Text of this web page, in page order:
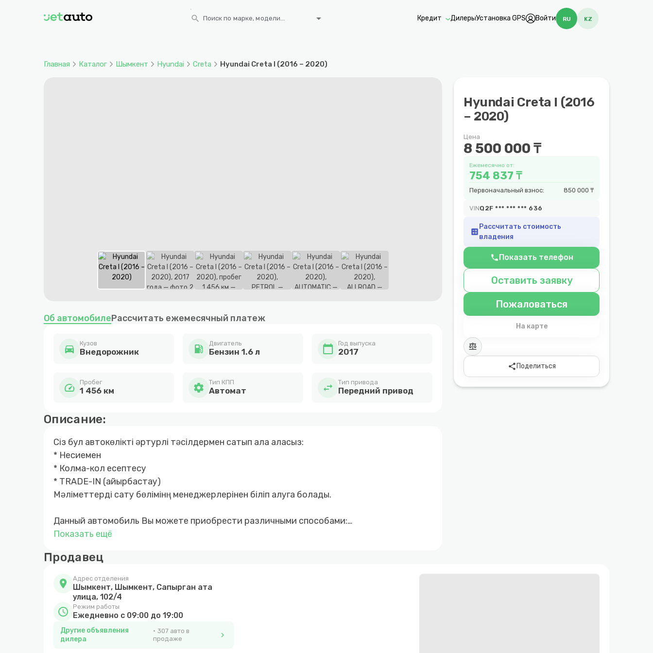
search Поиск по марке, модели... arrow_drop_down Кредит ДилерыУстановка GPS Войти RU KZ
Главная Каталог Шымкент Hyundai Creta Hyundai Creta I (2016 – 2020)
1
of
Hyundai Creta I (2016
– 2020)
Цена
8 500 000 ₸
Ежемесячно от:
754 837 ₸
Первоначальный взнос: 850 000 ₸
VINQ2F *** *** *** 636
calculate
Рассчитать стоимость
владения
phone Показать телефон
Оставить заявку
Пожаловаться
На карте
balance
share Поделиться
Об автомобилеРассчитать ежемесячный платеж
directions_car Кузов
Внедорожник local_gas_station Двигатель
Бензин 1.6 л calendar_today Год выпуска
2017
speed Пробег
1 456 км settings Тип КПП
Автомат swap_horiz Тип привода
Передний привод
Описание:
Сіз бул автокөлікті әртурлі тәсілдермен сатып ала аласыз:
* Несиемен
* Колма-кол есептесу
* TRADE-IN (айырбастау)
Мәліметтерді сату бөлімінң менеджерлерінен біліп алуга болады.
Данный автомобиль Вы можете приобрести различными способами:
* Автокредит
* TRADE-IN (обмен)
Показать ещё
Продавец
location_on Адрес отделения
Шымкент, Шымкент, Сапырган ата
улица, 102/4
schedule Режим работы
Ежедневно с 09:00 до 19:00
Другие объявления
дилера
307 авто в
продаже
chevron_right